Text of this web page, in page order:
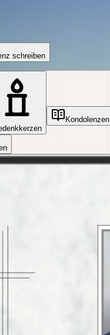
schreiben
Kondolenzen